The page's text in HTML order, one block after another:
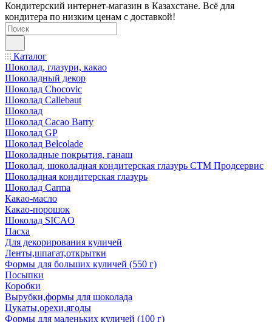
Кондитерский интернет-магазин в Казахстане. Всё для
кондитера по низким ценам с доставкой!
Каталог
Шоколад, глазури, какао
Шоколадный декор
Шоколад Chocovic
Шоколад Callebaut
Шоколад
Шоколад Cacao Barry
Шоколад GP
Шоколад Belcolade
Шоколадные покрытия, ганаш
Шоколад, шоколадная кондитерская глазурь СТМ Продсервис
Шоколадная кондитерская глазурь
Шоколад Carma
Какао-масло
Какао-порошок
Шоколад SICAO
Пасха
Для декорирования куличей
Ленты,шпагат,открытки
Формы для больших куличей (550 г)
Посыпки
Коробки
Вырубки,формы для шоколада
Цукаты,орехи,ягоды
Формы для маленьких куличей (100 г)